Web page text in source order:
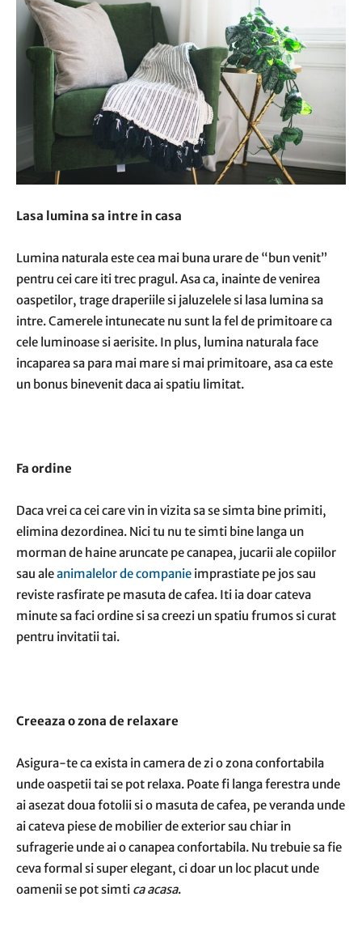
Lasa lumina sa intre in casa
Lumina naturala este cea mai buna urare de “bun venit”
pentru cei care iti trec pragul. Asa ca, inainte de venirea
oaspetilor, trage draperiile si jaluzelele si lasa lumina sa
intre. Camerele intunecate nu sunt la fel de primitoare ca
cele luminoase si aerisite. In plus, lumina naturala face
incaparea sa para mai mare si mai primitoare, asa ca este
un bonus binevenit daca ai spatiu limitat.
Fa ordine
Daca vrei ca cei care vin in vizita sa se simta bine primiti,
elimina dezordinea. Nici tu nu te simti bine langa un
morman de haine aruncate pe canapea, jucarii ale copiilor
sau aleanimalelor de companie imprastiate pe jos sau
reviste rasfirate pe masuta de cafea. Iti ia doar cateva
minute sa faci ordine si sa creezi un spatiu frumos si curat
pentru invitatii tai.
Creeaza o zona de relaxare
Asigura-te ca exista in camera de zi o zona confortabila
unde oaspetii tai se pot relaxa. Poate fi langa ferestra unde
ai asezat doua fotolii si o masuta de cafea, pe veranda unde
ai cateva piese de mobilier de exterior sau chiar in
sufragerie unde ai o canapea confortabila. Nu trebuie sa fie
ceva formal si super elegant, ci doar un loc placut unde
oamenii se pot simti ca acasa.